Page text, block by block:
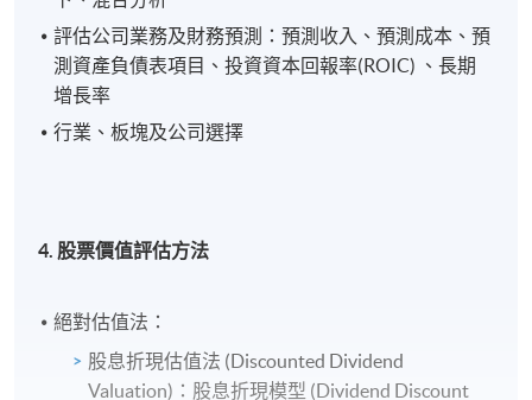
評估公司業務及財務預測：預測收入、預測成本、預
測資產負債表項目、投資資本回報率(ROIC) 、長期
增長率
行業、板塊及公司選擇
4. 股票價值評估方法
絕對估值法：
股息折現估值法 (Discounted Dividend
Valuation)：股息折現模型 (Dividend Discount